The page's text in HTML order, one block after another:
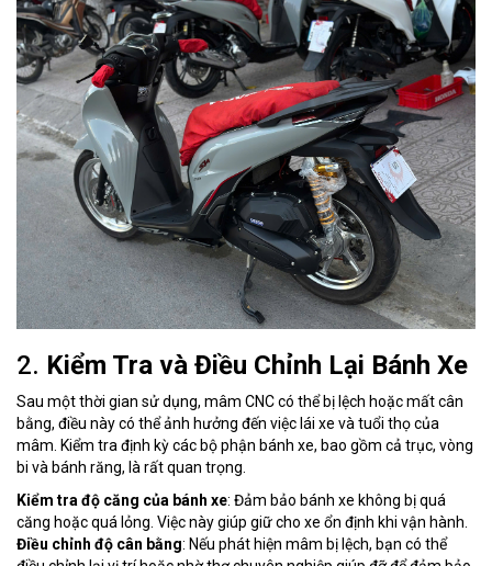
2. Kiểm Tra và Điều Chỉnh Lại Bánh Xe
Sau một thời gian sử dụng, mâm CNC có thể bị lệch hoặc mất cân
bằng, điều này có thể ảnh hưởng đến việc lái xe và tuổi thọ của
mâm. Kiểm tra định kỳ các bộ phận bánh xe, bao gồm cả trục, vòng
bi và bánh răng, là rất quan trọng.
Kiểm tra độ căng của bánh xe: Đảm bảo bánh xe không bị quá
căng hoặc quá lỏng. Việc này giúp giữ cho xe ổn định khi vận hành.
Điều chỉnh độ cân bằng: Nếu phát hiện mâm bị lệch, bạn có thể